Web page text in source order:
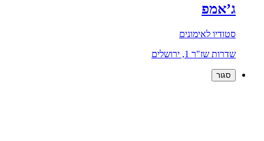
ג’אמפ
סטודיו לאימונים
שדרות שז"ר 1, ירושלים
סגור